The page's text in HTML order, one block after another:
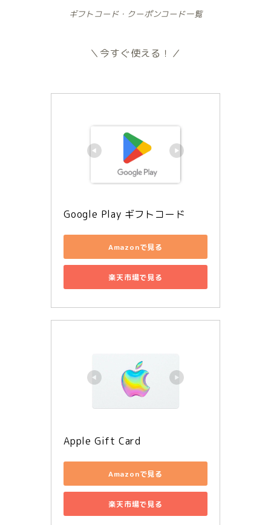
ギフトコード・クーポンコード一覧
＼今すぐ使える！／
Google Play ギフトコード
Amazonで見る
楽天市場で見る
Apple Gift Card
Amazonで見る
楽天市場で見る